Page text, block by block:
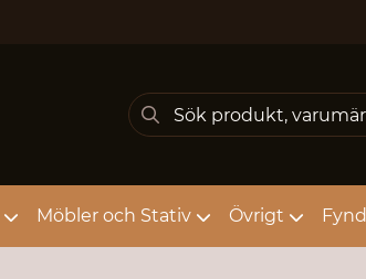
Möbler och Stativ Övrigt Fynd